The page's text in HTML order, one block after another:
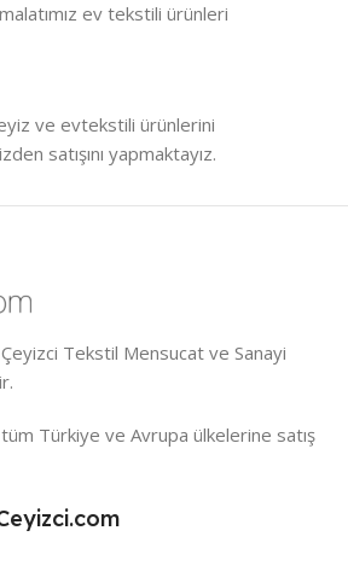
ev tekstili ürünleri
ve evtekstili ürünlerini
satışını yapmaktayız.
Çeyizci Tekstil Mensucat ve Sanayi
Türkiye ve Avrupa ülkelerine satış